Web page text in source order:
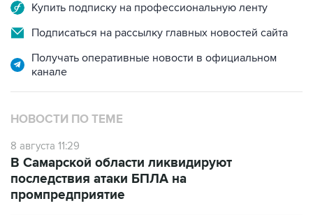
Купить подписку на профессиональную ленту
Подписаться на рассылку главных новостей сайта
Получать оперативные новости в официальном
канале
НОВОСТИ ПО ТЕМЕ
8 августа 11:29
В Самарской области ликвидируют
последствия атаки БПЛА на
промпредприятие